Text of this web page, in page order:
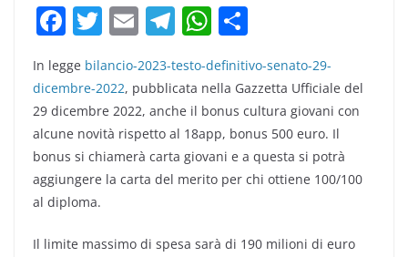
F
c
e
b
o
o
T
w
itt
er
E
ai
l
T
e
gr
a
m
W
h
at
s
A
p
p
n
di
vi
di
In legge bilancio-2023-testo-definitivo-senato-29-
dicembre-2022, pubblicata nella Gazzetta Ufficiale del
29 dicembre 2022, anche il bonus cultura giovani con
alcune novità rispetto al 18app, bonus 500 euro. Il
bonus si chiamerà carta giovani e a questa si potrà
aggiungere la carta del merito per chi ottiene 100/100
al diploma.
Il limite massimo di spesa sarà di 190 milioni di euro